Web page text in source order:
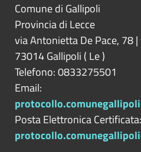
Comune di Gallipoli
Provincia di Lecce
via Antonietta De Pace, 78 |
73014Gallipoli ( Le)
Telefono: 0833275501
Email:
Posta Elettronica Certificata: